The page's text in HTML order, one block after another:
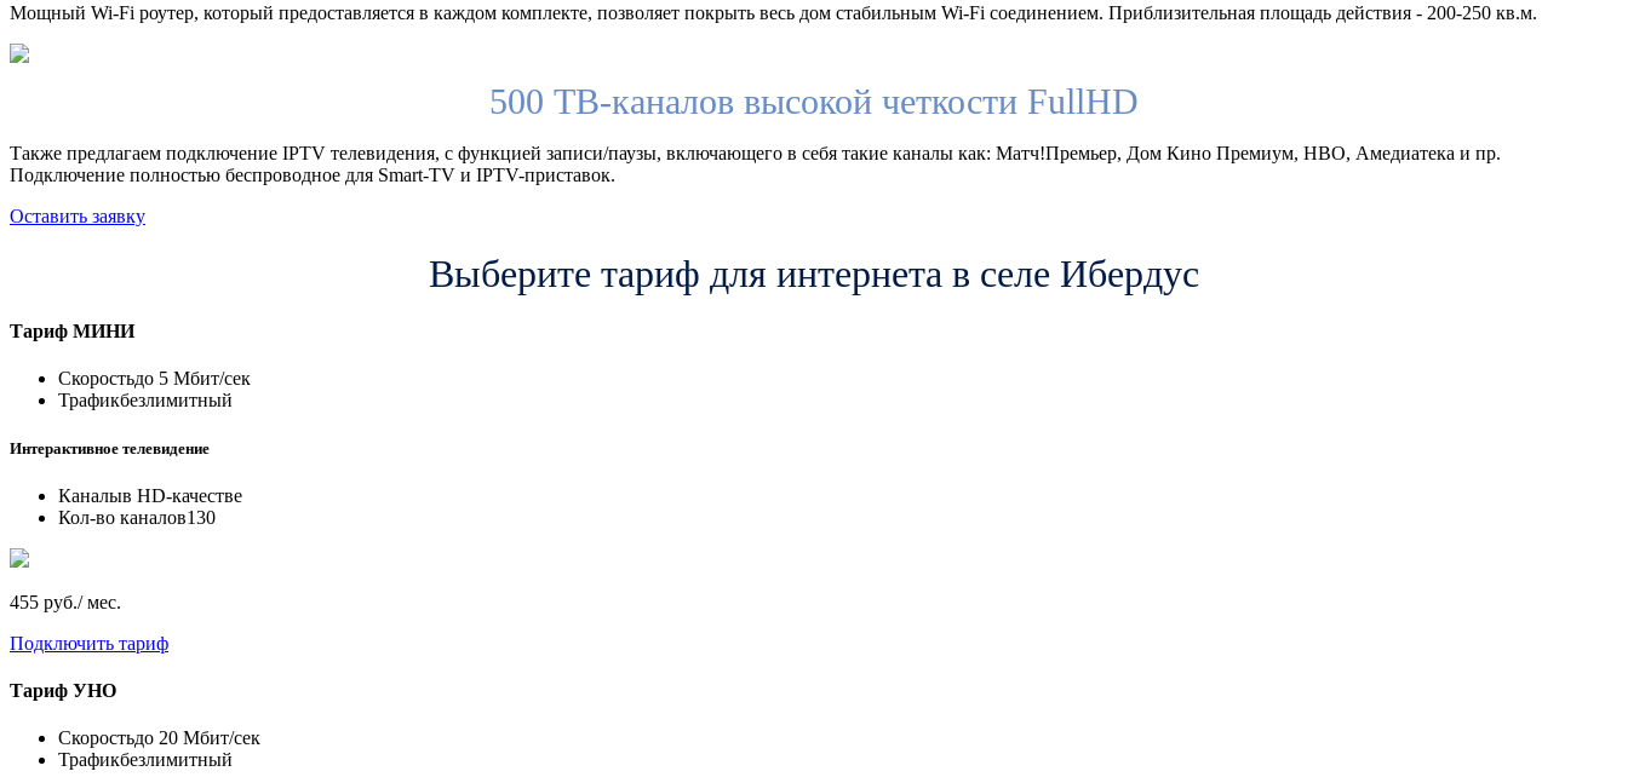
Мощный Wi-Fi роутер, который предоставляется в каждом комплекте, позволяет покрыть весь дом стабильным Wi-Fi соединением. Приблизительная площадь действия - 200-250 кв.м.
500 ТВ-каналов высокой четкости FullHD
Также предлагаем подключение IPTV телевидения, с функцией записи/паузы, включающего в себя такие каналы как: Матч!Премьер, Дом Кино Премиум, HBO, Амедиатека и пр.
Подключение полностью беспроводное для Smart-TV и IPTV-приставок.
Оставить заявку
Выберите тариф для интернета в селе Ибердус
Тариф МИНИ
Скоростьдо 5 Мбит/сек
Трафикбезлимитный
Интерактивное телевидение
Каналыв HD-качестве
Кол-во каналов130
455 руб./ мес.
Подключить тариф
Тариф УНО
Скоростьдо 20 Мбит/сек
Трафикбезлимитный